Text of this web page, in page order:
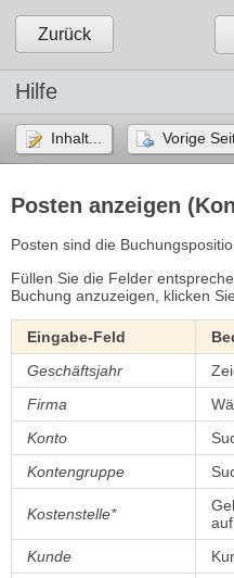
Zurück
Hilfe
Inhalt... Vorige
Posten anzeigen
Posten sind die
Füllen Sie die Felder
Buchung anzuzeigen, klicken
Eingabe-Feld
Geschäftsjahr
Firma
Konto
Kontengruppe
Kostenstelle*
Kunde